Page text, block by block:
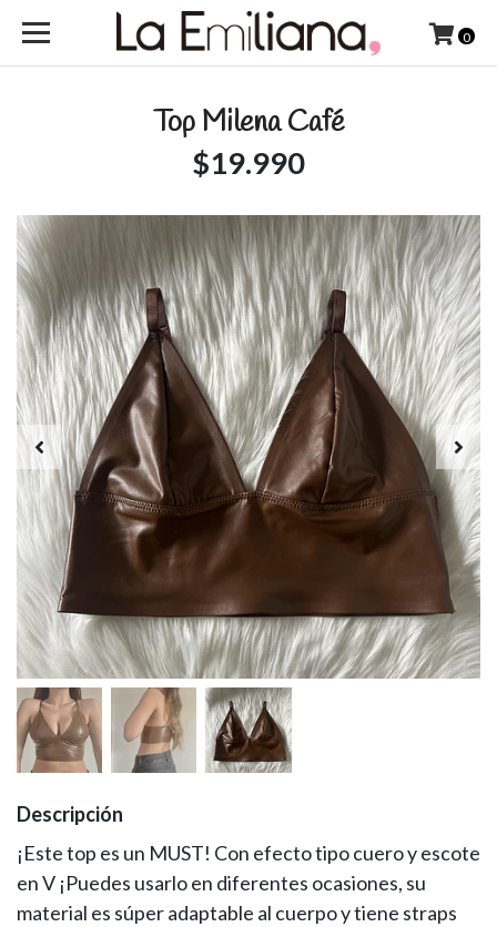
0
Top Milena Café
$19.990
Descripción
¡Este top es un MUST! Con efecto tipo cuero y escote
en V ¡Puedes usarlo en diferentes ocasiones, su
material es súper adaptable al cuerpo y tiene straps